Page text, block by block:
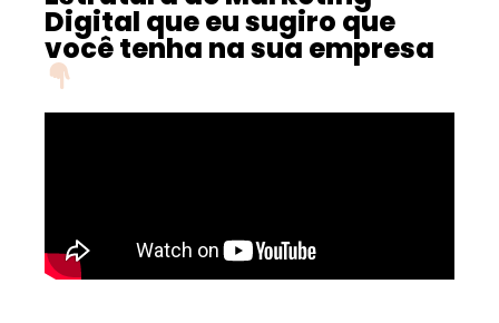
Digital que eu sugiro que
você tenha na sua empresa